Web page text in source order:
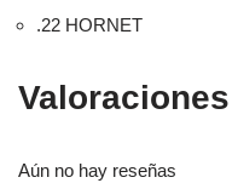
.22 HORNET
Valoraciones
Aún no hay reseñas